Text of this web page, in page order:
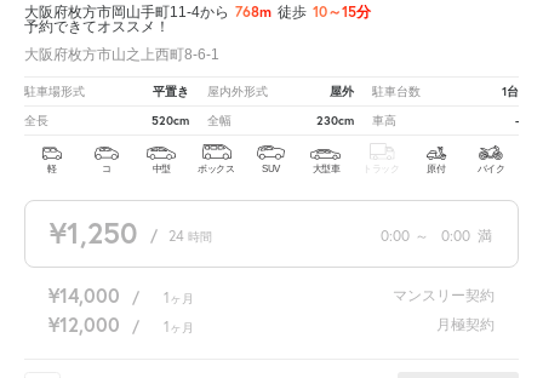
大阪府枚方市岡山手町11-4から 768m 徒歩 10～15分
予約できてオススメ！
大阪府枚方市山之上西町8-6-1
駐車場形式 平置き 屋内外形式 屋外 駐車台数 1台
全長 520cm 全幅 230cm 車高 -
軽 コ 中型 ボックス SUV 大型車 トラック 原付 バイク
¥1,250 / 24 時間 0:00 ～ 0:00 満
¥14,000 / 1 ヶ月 マンスリー契約
¥12,000 / 1 ヶ月 月極契約